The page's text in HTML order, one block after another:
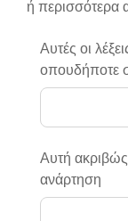
ή περισσότερα
Αυτές οι
οπουδήποτε
Αυτή
ανάρτηση